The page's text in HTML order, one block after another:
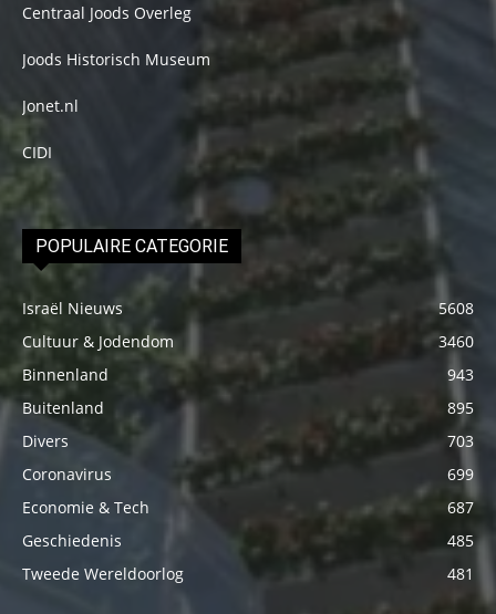
Centraal Joods Overleg
Joods Historisch Museum
Jonet.nl
CIDI
POPULAIRE CATEGORIE
Israël Nieuws
5608
Cultuur & Jodendom
3460
Binnenland
943
Buitenland
895
Divers
703
Coronavirus
699
Economie & Tech
687
Geschiedenis
485
Tweede Wereldoorlog
481